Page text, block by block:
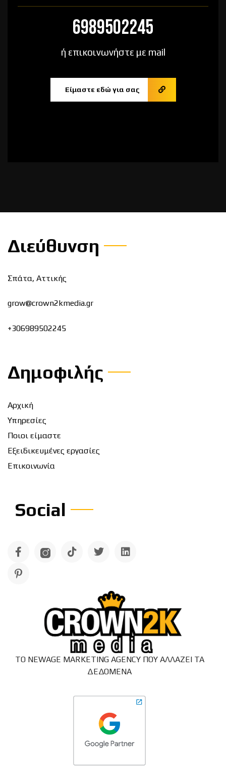
6989502245
ή επικοινωνήστε με mail
Είμαστε εδώ για σας
Διεύθυνση
Σπάτα, Αττικής
grow@crown2kmedia.gr
+306989502245
Δημοφιλής
Αρχική
Υπηρεσίες
Ποιοι είμαστε
Εξειδικευμένες εργασίες
Επικοινωνία
Social
ΤΟ NEWAGE MARKETING AGENCY ΠΟΥ ΑΛΛΑΖΕΙ ΤΑ
ΔΕΔΟΜΕΝΑ